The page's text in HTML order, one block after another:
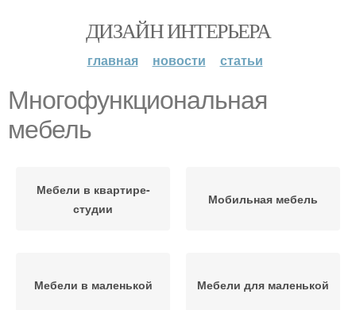
ДИЗАЙН ИНТЕРЬЕРА
главная новости статьи
Многофункциональная
мебель
Мебели в квартире-
студии
Мобильная мебель
Мебели в маленькой Мебели для маленькой